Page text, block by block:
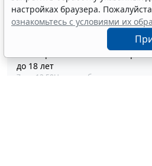
частных медорганизаций в
системы ОМС
7 авг 13:19Социальная сфера
Спецрежим НПД вправе
несовершеннолетние в
до 18 лет
7 авг 12:58Налоги и бухучет
настройках браузера.
ознакомьтесь с условиями их